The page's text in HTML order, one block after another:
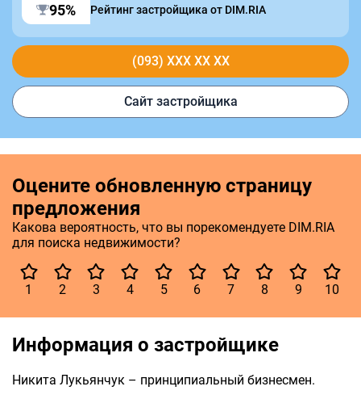
95% Рейтинг застройщика от DIM.RIA
(093) XXX XX XX
Сайт застройщика
Оцените обновленную страницу
предложения
Какова вероятность, что вы порекомендуете DIM.RIA
для поиска недвижимости?
1 2 3 4 5 6 7 8 9 10
Информация о застройщике
Никита Лукьянчук – принципиальный бизнесмен.